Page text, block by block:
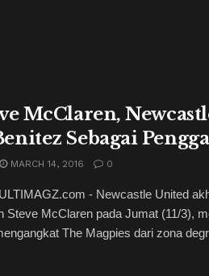
McClaren,
Sebagai
MARCH 14, 2016 0
- Newcastle United
Steve McClaren pada Jumat (11/3),
The Magpies dari zona